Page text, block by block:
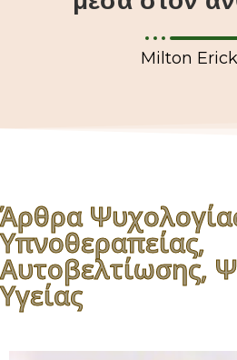
Milton
Άρθρα
Υπνοθεραπείας,
Αυτοβελτίωσης,
Υγείας